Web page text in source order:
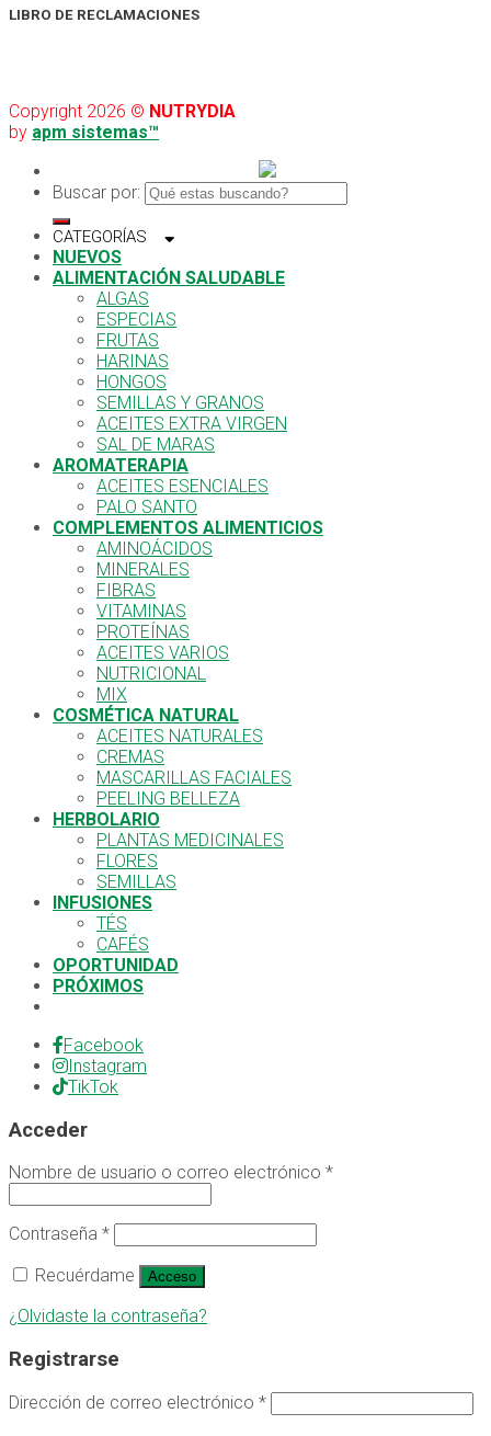
LIBRO DE RECLAMACIONES
Copyright 2026 © NUTRYDIA
by apm sistemas™
Buscar por:
CATEGORÍAS
NUEVOS
ALIMENTACIÓN SALUDABLE
ALGAS
ESPECIAS
FRUTAS
HARINAS
HONGOS
SEMILLAS Y GRANOS
ACEITES EXTRA VIRGEN
SAL DE MARAS
AROMATERAPIA
ACEITES ESENCIALES
PALO SANTO
COMPLEMENTOS ALIMENTICIOS
AMINOÁCIDOS
MINERALES
FIBRAS
VITAMINAS
PROTEÍNAS
ACEITES VARIOS
NUTRICIONAL
MIX
COSMÉTICA NATURAL
ACEITES NATURALES
CREMAS
MASCARILLAS FACIALES
PEELING BELLEZA
HERBOLARIO
PLANTAS MEDICINALES
FLORES
SEMILLAS
INFUSIONES
TÉS
CAFÉS
OPORTUNIDAD
PRÓXIMOS
Facebook
Instagram
TikTok
Acceder
Nombre de usuario o correo electrónico *
Contraseña *
Recuérdame
Acceso
¿Olvidaste la contraseña?
Registrarse
Dirección de correo electrónico *